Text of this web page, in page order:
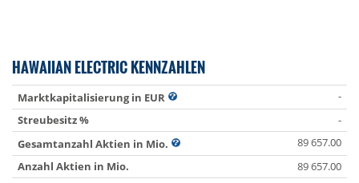
HAWAIIAN ELECTRIC KENNZAHLEN
Marktkapitalisierung in EUR
-
Streubesitz %
-
Gesamtanzahl Aktien in Mio.
89 657.00
Anzahl Aktien in Mio.
89 657.00